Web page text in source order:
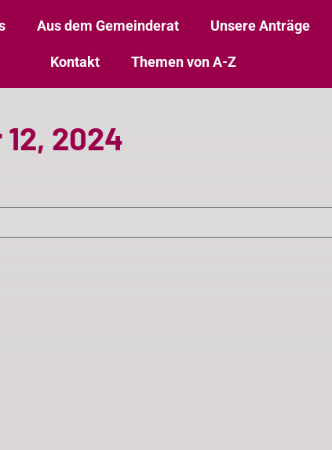
Aus dem Gemeinderat Unsere Anträge
Kontakt Themen von A-Z
2024